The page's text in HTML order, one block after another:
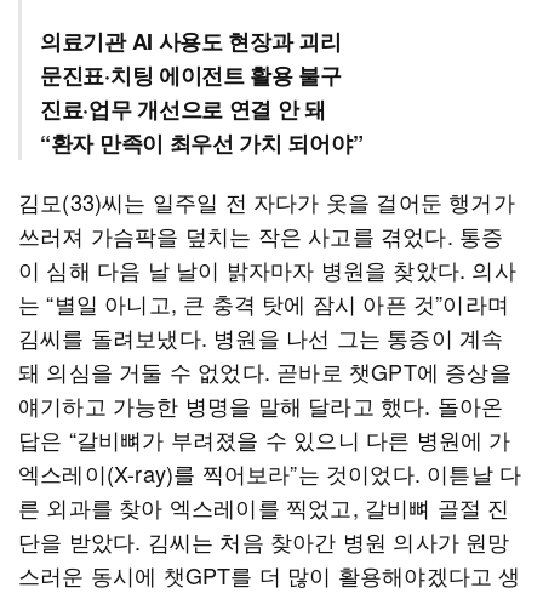
의료기관 AI 사용도 현장과 괴리
문진표·치팅 에이전트 활용 불구
진료·업무 개선으로 연결 안 돼
“환자 만족이 최우선 가치 되어야”
김모(33)씨는 일주일 전 자다가 옷을 걸어둔 행거가
쓰러져 가슴팍을 덮치는 작은 사고를 겪었다. 통증
이 심해 다음 날 날이 밝자마자 병원을 찾았다. 의사
는 “별일 아니고, 큰 충격 탓에 잠시 아픈 것”이라며
김씨를 돌려보냈다. 병원을 나선 그는 통증이 계속
돼 의심을 거둘 수 없었다. 곧바로 챗GPT에 증상을
얘기하고 가능한 병명을 말해 달라고 했다. 돌아온
답은 “갈비뼈가 부려졌을 수 있으니 다른 병원에 가
엑스레이(X-ray)를 찍어보라”는 것이었다. 이튿날 다
른 외과를 찾아 엑스레이를 찍었고, 갈비뼈 골절 진
단을 받았다. 김씨는 처음 찾아간 병원 의사가 원망
스러운 동시에 챗GPT를 더 많이 활용해야겠다고 생